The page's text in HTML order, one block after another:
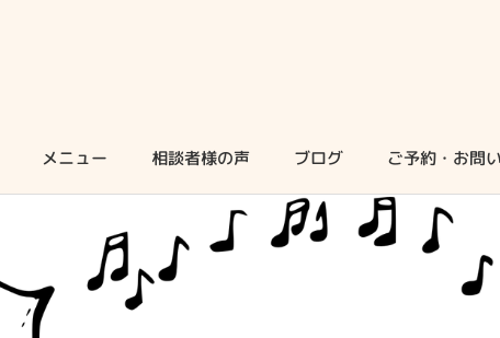
メニュー 相談者様の声 ブログ ご予約・お問